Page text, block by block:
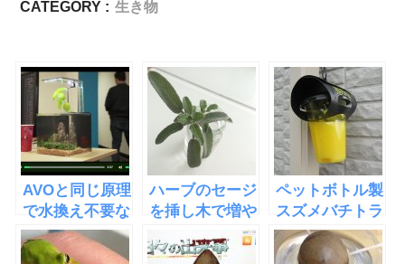
CATEGORY : 生き物
AVOと同じ原理
で水換え不要な
水槽
「EcoQube
ハーブのセージ
を挿し木で増や
ペットボトル製
スズメバチトラ
ップをハチ激取
れに交換してみ